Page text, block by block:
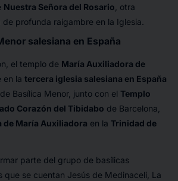
Nuestra Señora del Rosario , otra
profunda raigambre en la Iglesia.
salesiana en España
el templo de María Auxiliadora de
en la tercera iglesia salesiana en España
Basílica Menor, junto con el Templo
Corazón del Tibidabo de Barcelona,
de María Auxiliadora en la Trinidad de
parte del grupo de basílicas
que se cuentan Jesús de Medinaceli, La